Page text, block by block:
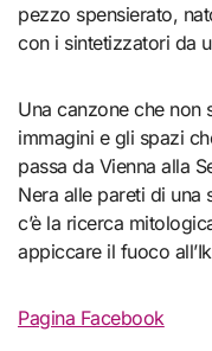
pezzo spensierato,
con i sintetizzatori da
Una canzone che non
immagini e gli spazi
passa da Vienna alla
Nera alle pareti di una
c’è la ricerca
appiccare il fuoco
Pagina Facebook